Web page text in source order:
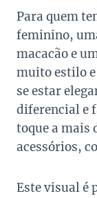
Para quem
feminino,
macacão e
muito estilo
se estar
diferencial e
toque a mais
acessórios,
Este visual é